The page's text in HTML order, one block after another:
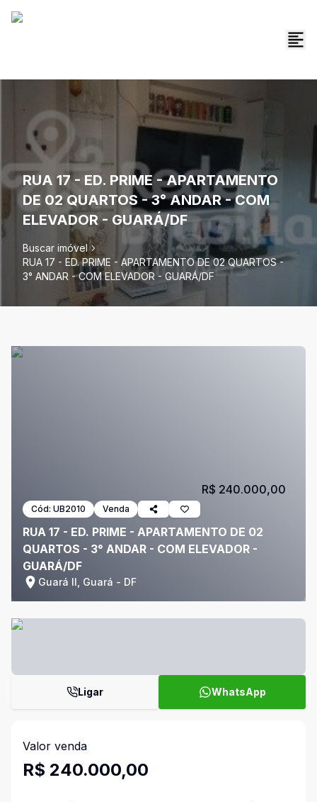
RUA 17 - ED. PRIME - APARTAMENTO
DE 02 QUARTOS - 3° ANDAR - COM
ELEVADOR - GUARÁ/DF
Buscar imóvel
RUA 17 - ED. PRIME - APARTAMENTO DE 02 QUARTOS -
3° ANDAR - COM ELEVADOR - GUARÁ/DF
Cód: UB2010 Venda
RUA 17 - ED. PRIME - APARTAMENTO DE 02
QUARTOS - 3° ANDAR - COM ELEVADOR -
GUARÁ/DF
Guará II, Guará - DF
R$ 240.000,00
Ligar WhatsApp
Valor venda
R$ 240.000,00